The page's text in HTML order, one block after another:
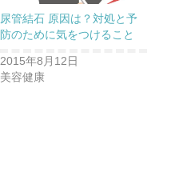
尿管結石 原因は？対処と予
防のために気をつけること
2015年8月12日
美容健康